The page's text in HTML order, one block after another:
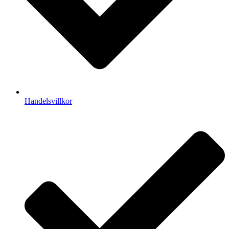
Handelsvillkor